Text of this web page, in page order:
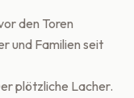
den Toren
und Familien seit
plötzliche Lacher.